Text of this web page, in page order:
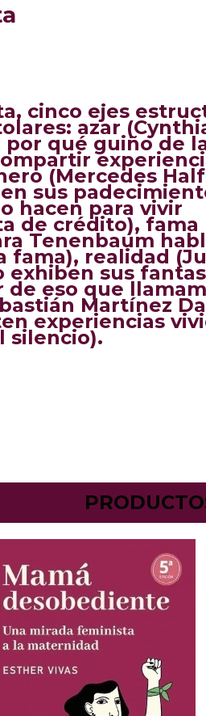
, cinco ejes
azar
qué guiño de
(Mercedes
sus
hacen para vivir
de crédito), fama
Tenenbaum
fama), realidad
exhiben sus
de eso que
Martínez
experiencias
silencio).